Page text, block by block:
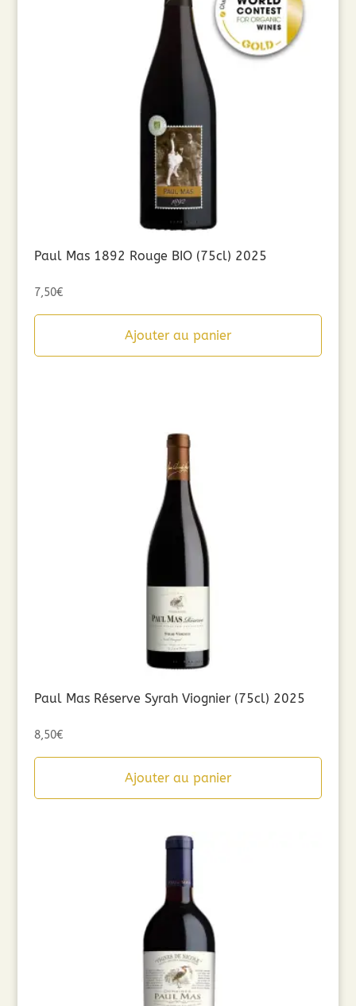
Paul Mas 1892 Rouge BIO (75cl) 2025
7,50€
Ajouter au panier
Paul Mas Réserve Syrah Viognier (75cl) 2025
8,50€
Ajouter au panier